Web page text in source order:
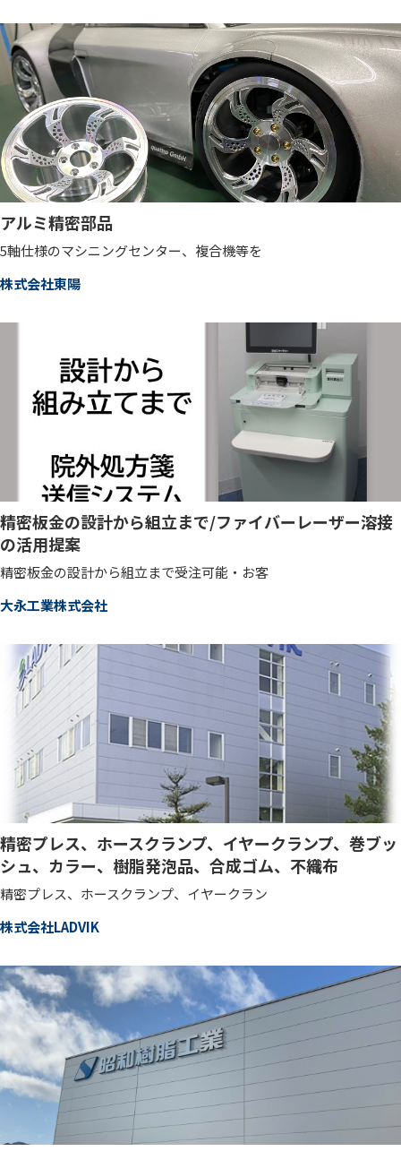
アルミ精密部品
5軸仕様のマシニングセンター、複合機等を
株式会社東陽
精密板金の設計から組立まで/ファイバーレーザー溶接
の活用提案
精密板金の設計から組立まで受注可能・お客
大永工業株式会社
精密プレス、ホースクランプ、イヤークランプ、巻ブッ
シュ、カラー、樹脂発泡品、合成ゴム、不織布
精密プレス、ホースクランプ、イヤークラン
株式会社LADVIK